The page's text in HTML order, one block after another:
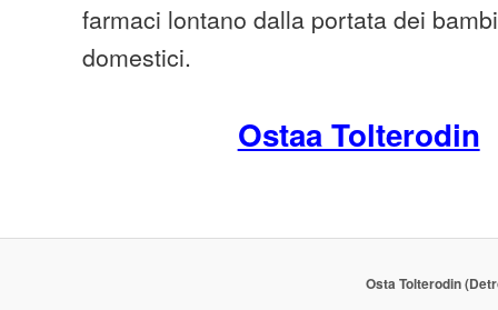
farmaci lontano dalla portata dei
domestici.
Ostaa Tolterodin
Osta Tolterodin